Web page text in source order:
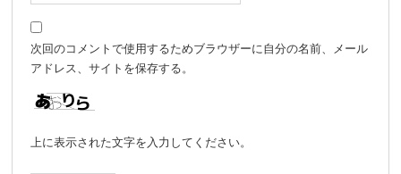
次回のコメントで使用するためブラウザーに自分の名前、メール
アドレス、サイトを保存する。
上に表示された文字を入力してください。